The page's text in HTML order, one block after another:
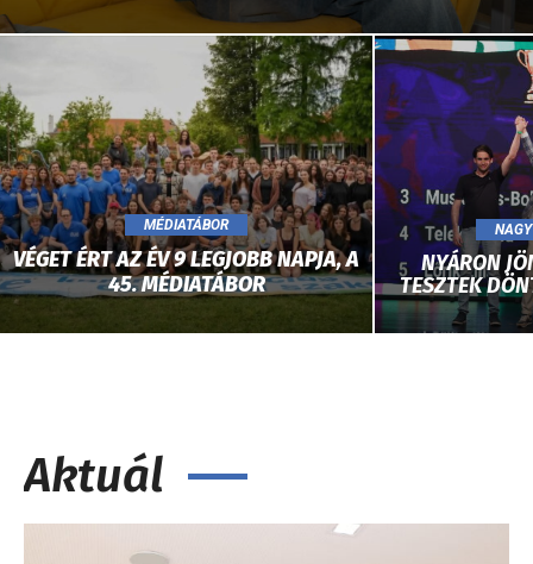
MÉDIATÁBOR
VÉGET ÉRT AZ ÉV 9 LEGJOBB NAPJA, A
45. MÉDIATÁBOR
NYÁRON
TESZTEK
Aktuál